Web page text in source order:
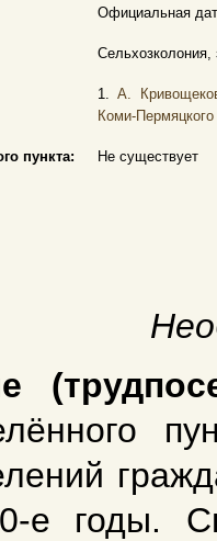
Официальная
Сельхозколония,
1.А.
Коми-Пермяцкого
пункта: Не существует
годы.